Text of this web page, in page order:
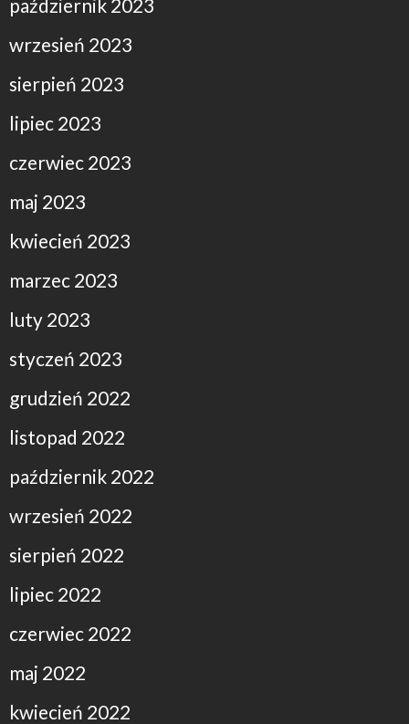
październik 2023
wrzesień 2023
sierpień 2023
lipiec 2023
czerwiec 2023
maj 2023
kwiecień 2023
marzec 2023
luty 2023
styczeń 2023
grudzień 2022
listopad 2022
październik 2022
wrzesień 2022
sierpień 2022
lipiec 2022
czerwiec 2022
maj 2022
kwiecień 2022